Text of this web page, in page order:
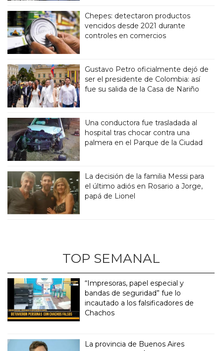
Chepes: detectaron productos
vencidos desde 2021 durante
controles en comercios
Gustavo Petro oficialmente dejó de
ser el presidente de Colombia: así
fue su salida de la Casa de Nariño
Una conductora fue trasladada al
hospital tras chocar contra una
palmera en el Parque de la Ciudad
La decisión de la familia Messi para
el último adiós en Rosario a Jorge,
papá de Lionel
TOP SEMANAL
“Impresoras, papel especial y
bandas de seguridad” fue lo
incautado a los falsificadores de
Chachos
La provincia de Buenos Aires